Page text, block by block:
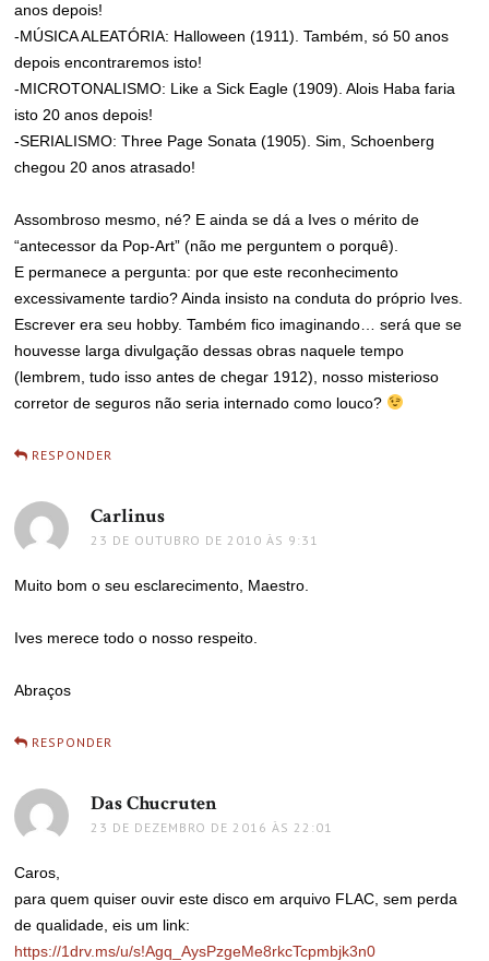
anos depois!
-MÚSICA ALEATÓRIA: Halloween (1911). Também, só 50 anos
depois encontraremos isto!
-MICROTONALISMO: Like a Sick Eagle (1909). Alois Haba faria
isto 20 anos depois!
-SERIALISMO: Three Page Sonata (1905). Sim, Schoenberg
chegou 20 anos atrasado!
Assombroso mesmo, né? E ainda se dá a Ives o mérito de
“antecessor da Pop-Art” (não me perguntem o porquê).
E permanece a pergunta: por que este reconhecimento
excessivamente tardio? Ainda insisto na conduta do próprio Ives.
Escrever era seu hobby. Também fico imaginando… será que se
houvesse larga divulgação dessas obras naquele tempo
(lembrem, tudo isso antes de chegar 1912), nosso misterioso
corretor de seguros não seria internado como louco?
RESPONDER
Carlinus
23 DE OUTUBRO DE 2010 ÀS 9:31
Muito bom o seu esclarecimento, Maestro.
Ives merece todo o nosso respeito.
Abraços
RESPONDER
Das Chucruten
23 DE DEZEMBRO DE 2016 ÀS 22:01
Caros,
para quem quiser ouvir este disco em arquivo FLAC, sem perda
de qualidade, eis um link:
https://1drv.ms/u/s!Agq_AysPzgeMe8rkcTcpmbjk3n0